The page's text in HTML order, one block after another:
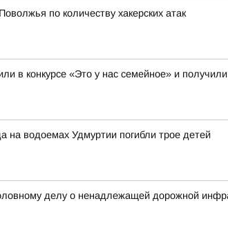
по количеству хакерских атак
в конкурсе «Это у нас семейное» и
водоемах Удмуртии погибли трое детей
делу о ненадлежащей дорожной